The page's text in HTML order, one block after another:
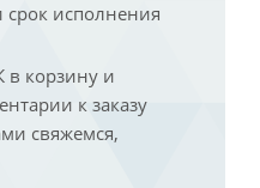
срок исполнения
корзину и
к заказу
свяжемся,